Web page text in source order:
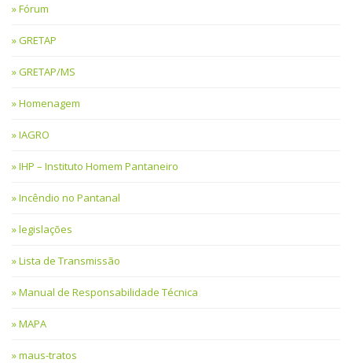
Fórum
GRETAP
GRETAP/MS
Homenagem
IAGRO
IHP – Instituto Homem Pantaneiro
Incêndio no Pantanal
legislações
Lista de Transmissão
Manual de Responsabilidade Técnica
MAPA
maus-tratos